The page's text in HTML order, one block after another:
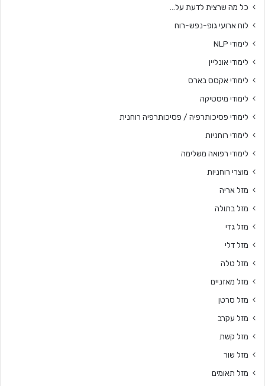
כל מה שרצית לדעת על…
לוח ארועי גופ-נפש-רוח
לימודי NLP
לימודי אונליין
לימודי אקסס בארס
לימודי מיסטיקה
לימודי פסיכותרפיה / פסיכותרפיה רוחנית
לימודי רוחניות
לימודי רפואה משלימה
מוצרי רוחניות
מזל אריה
מזל בתולה
מזל גדי
מזל דלי
מזל טלה
מזל מאזניים
מזל סרטן
מזל עקרב
מזל קשת
מזל שור
מזל תאומים